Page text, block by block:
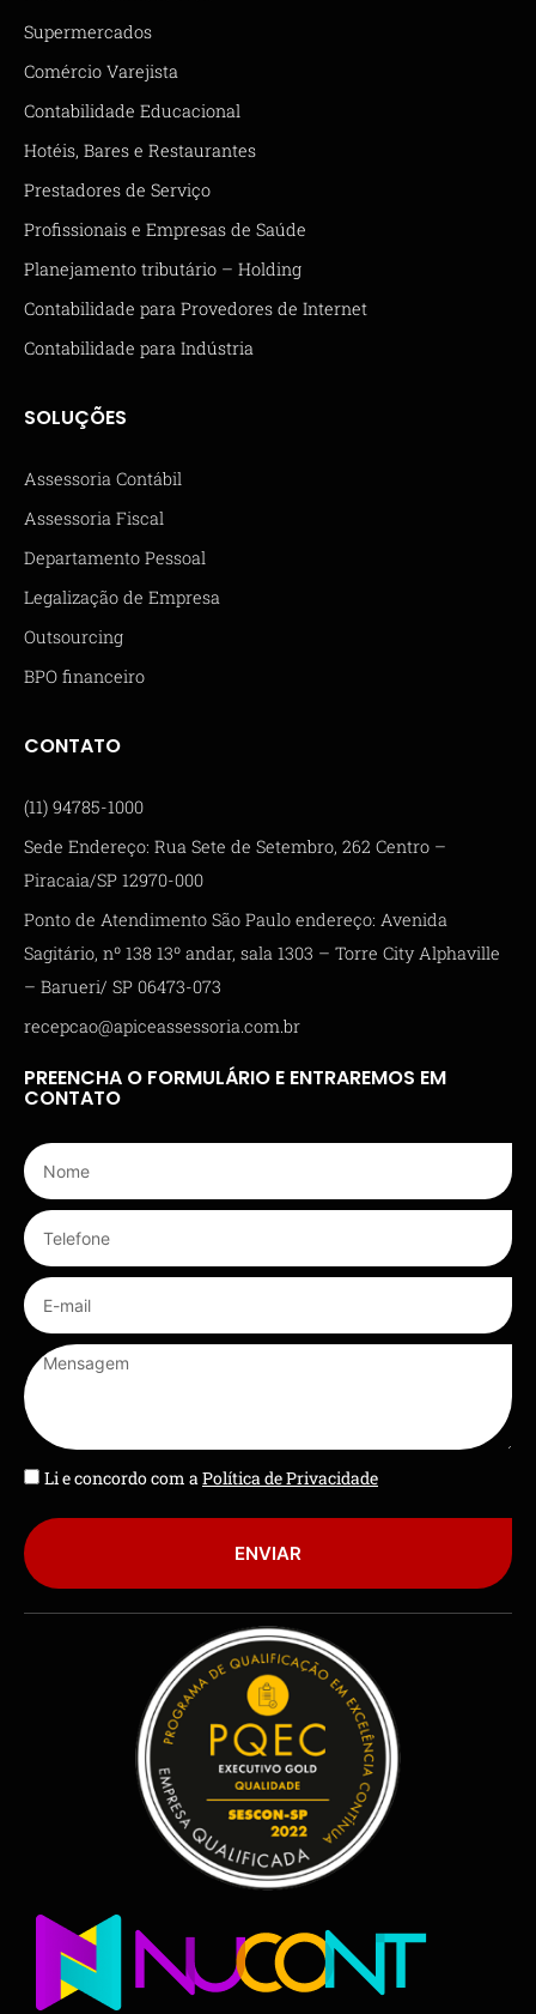
Supermercados
Comércio Varejista
Contabilidade Educacional
Hotéis, Bares e Restaurantes
Prestadores de Serviço
Profissionais e Empresas de Saúde
Planejamento tributário – Holding
Contabilidade para Provedores de Internet
Contabilidade para Indústria
SOLUÇÕES
Assessoria Contábil
Assessoria Fiscal
Departamento Pessoal
Legalização de Empresa
Outsourcing
BPO financeiro
CONTATO
(11) 94785-1000
Sede Endereço: Rua Sete de Setembro, 262 Centro –
Piracaia/SP 12970-000
Ponto de Atendimento São Paulo endereço: Avenida
Sagitário, nº 138 13º andar, sala 1303 – Torre City Alphaville
– Barueri/ SP 06473-073
recepcao@apiceassessoria.com.br
PREENCHA O FORMULÁRIO E ENTRAREMOS EM
CONTATO
Li e concordo com aPolítica de Privacidade
ENVIAR